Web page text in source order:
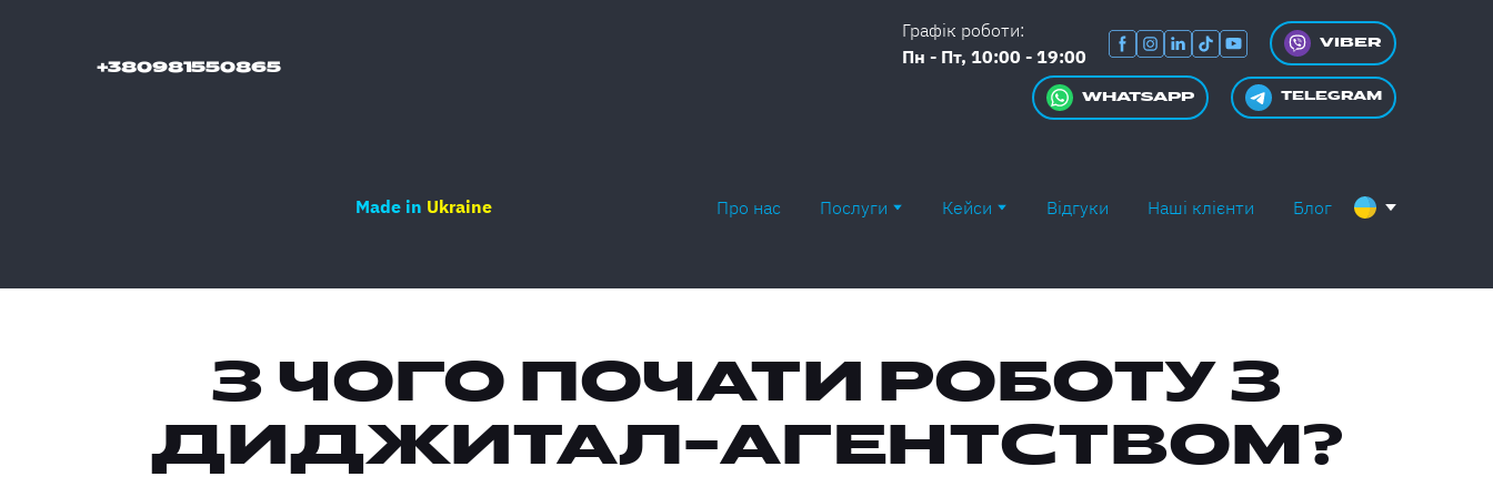
+380981550865
Графік роботи:
Пн - Пт, 10:00 - 19:00
VIBER
WHATSAPP TELEGRAM
Made in Ukraine Про нас Послуги Кейси Відгуки Наші клієнти Блог
З ЧОГО ПОЧАТИ РОБОТУ З
ДИДЖИТАЛ-АГЕНТСТВОМ?